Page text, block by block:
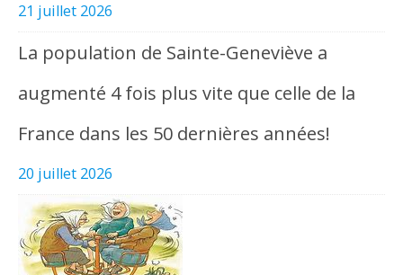
21 juillet 2026
La population de Sainte-Geneviève a
augmenté 4 fois plus vite que celle de la
France dans les 50 dernières années!
20 juillet 2026